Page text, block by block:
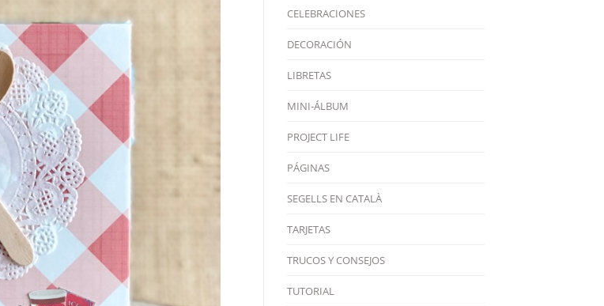
CELEBRACIONES
DECORACIÓN
LIBRETAS
MINI-ÁLBUM
PROJECT LIFE
PÁGINAS
SEGELLS EN CATALÀ
TARJETAS
TRUCOS Y CONSEJOS
TUTORIAL